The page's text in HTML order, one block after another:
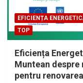
EFICIENȚA
TOP
Eficiența
Muntean
pentru